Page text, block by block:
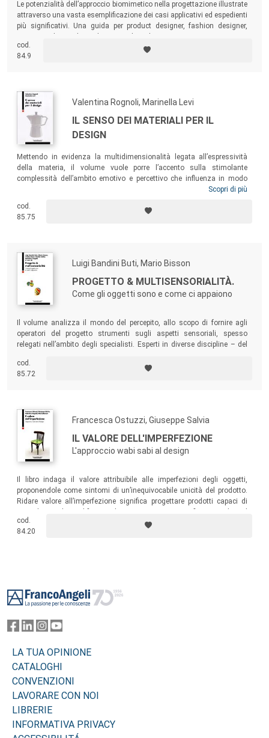
Le potenzialità dell’approccio biomimetico nella progettazione illustrate
attraverso una vasta esemplificazione dei casi applicativi ed espedienti
più significativi. Una guida per product designer, fashion designer,
cod.
84.9
Valentina Rognoli, Marinella Levi
IL SENSO DEI MATERIALI PER IL
DESIGN
Mettendo in evidenza la multidimensionalità legata all’espressività
della materia, il volume vuole porre l’accento sulla stimolante
complessità dell’ambito emotivo e percettivo che influenza in modo
determinante il lato sensoriale del progetto, e vuole dimostrare come
l’educazione sensoriale nel design, includendo un’indagine a tutto
tondo nel mondo dei diversi linguaggi dei materiali.
Scopri di più
cod.
85.75
Luigi Bandini Buti, Mario Bisson
PROGETTO & MULTISENSORIALITÀ.
Come gli oggetti sono e come ci appaiono
Il volume analizza il mondo del percepito, allo scopo di fornire agli
operatori del progetto strumenti sugli aspetti sensoriali, spesso
relegati nell’ambito degli specialisti. Esperti in diverse discipline – del
sapore – hanno indagato sul ruolo che la dimensione multisensoriale
riveste nella loro disciplina e sulla dialettica fra aspetti sensoriali
cod.
85.72
Francesca Ostuzzi, Giuseppe Salvia
IL VALORE DELL'IMPERFEZIONE
L'approccio wabi sabi al design
Il libro indaga il valore attribuibile alle imperfezioni degli oggetti,
proponendole come sintomi di un’inequivocabile unicità del prodotto.
Ridare valore all’imperfezione significa progettare prodotti capaci di
legame emotivo tra utente e prodotto.
cod.
84.20
LA TUA OPINIONE
CATALOGHI
CONVENZIONI
LAVORARE CON NOI
LIBRERIE
INFORMATIVA PRIVACY